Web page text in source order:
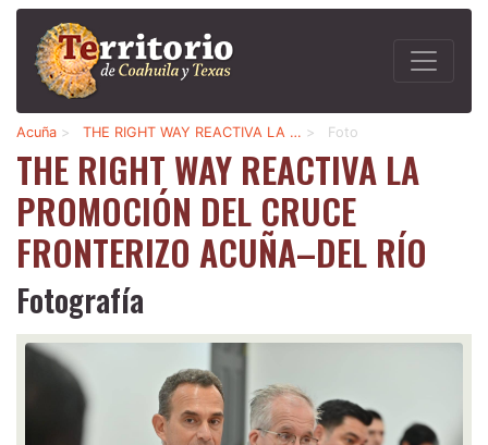
Acuña > THE RIGHT WAY REACTIVA LA … > Foto
THE RIGHT WAY REACTIVA LA
PROMOCIÓN DEL CRUCE
FRONTERIZO ACUÑA–DEL RÍO
Fotografía